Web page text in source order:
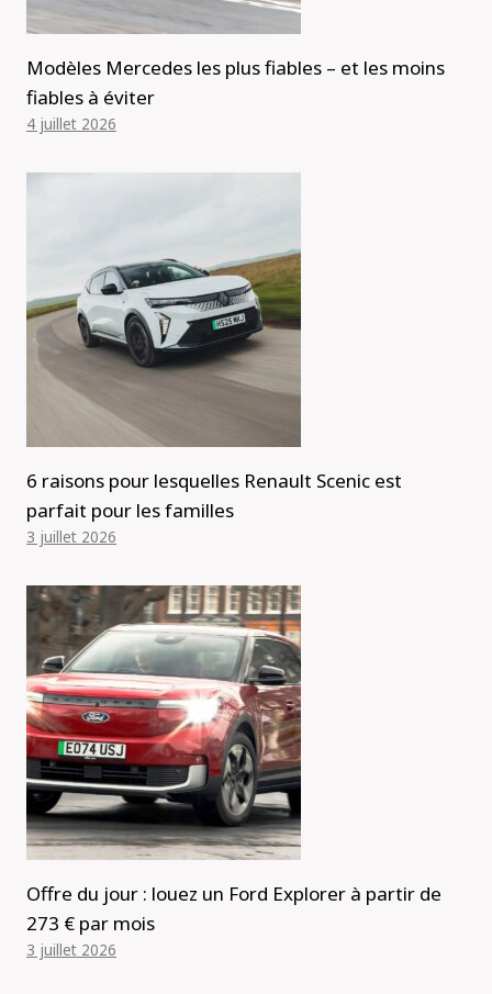
Modèles Mercedes les plus fiables – et les moins
fiables à éviter
4 juillet 2026
6 raisons pour lesquelles Renault Scenic est
parfait pour les familles
3 juillet 2026
Offre du jour : louez un Ford Explorer à partir de
273 € par mois
3 juillet 2026